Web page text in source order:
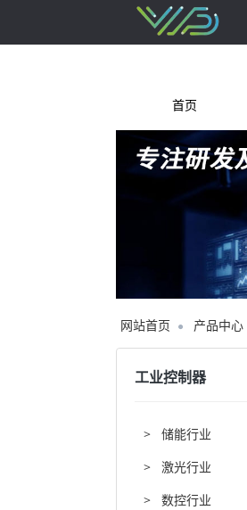
首页
网站首页 产品中心
工业控制器
>
储能行业
>
激光行业
>
数控行业